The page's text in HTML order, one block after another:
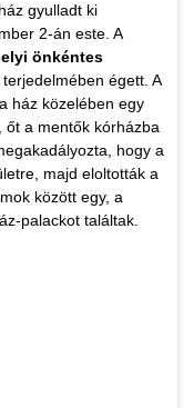
gyulladt ki
2-án este. A
önkéntes
égett. A
ház közelében egy
a mentők kórházba
hogy a
majd eloltották a
között egy, a
palackot találtak.